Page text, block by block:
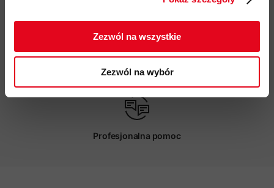
Zezwól na wszystkie
Zezwól na wybór
Darmowa dostawa od 200 zł
Możliwy odbiór w sklepie
Profesjonalna pomoc